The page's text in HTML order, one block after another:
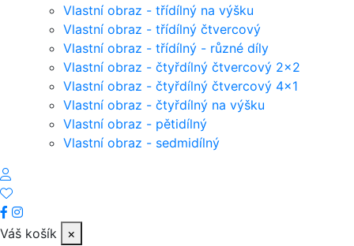
Vlastní obraz - třídílný na výšku
Vlastní obraz - třídílný čtvercový
Vlastní obraz - třídílný - různé díly
Vlastní obraz - čtyřdílný čtvercový 2x2
Vlastní obraz - čtyřdílný čtvercový 4x1
Vlastní obraz - čtyřdílný na výšku
Vlastní obraz - pětidílný
Vlastní obraz - sedmidílný
Váš košík
×